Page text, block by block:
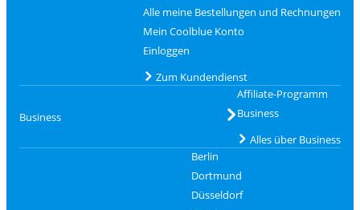
Alle meine Bestellungen und Rechnungen
Mein Coolblue Konto
Einloggen
Zum Kundendienst
Business
Affiliate-Programm
Business
Alles über Business
Berlin
Dortmund
Düsseldorf